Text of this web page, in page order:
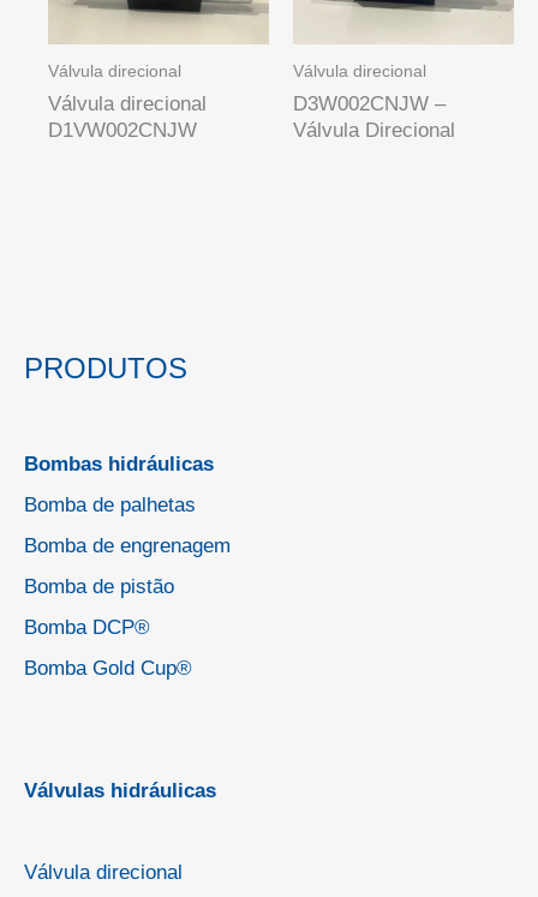
Válvula direcional
Válvula direcional
D1VW002CNJW
Válvula direcional
D3W002CNJW –
Válvula Direcional
PRODUTOS
Bombas hidráulicas
Bomba de palhetas
Bomba de engrenagem
Bomba de pistão
Bomba DCP®
Bomba Gold Cup®
Válvulas hidráulicas
Válvula direcional